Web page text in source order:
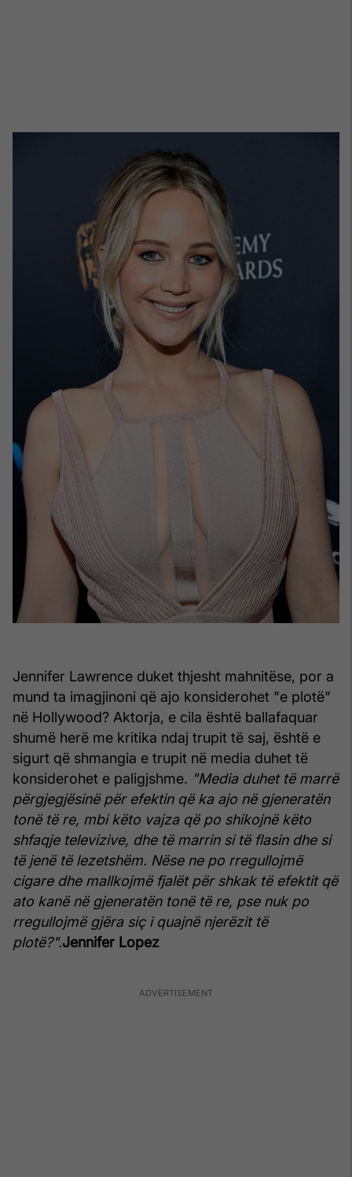
Jennifer Lawrence duket thjesht mahnitëse, por a
mund ta imagjinoni që ajo konsiderohet "e plotë"
në Hollywood? Aktorja, e cila është ballafaquar
shumë herë me kritika ndaj trupit të saj, është e
sigurt që shmangia e trupit në media duhet të
konsiderohet e paligjshme. "Media duhet të marrë
përgjegjësinë për efektin që ka ajo në gjeneratën
tonë të re, mbi këto vajza që po shikojnë këto
shfaqje televizive, dhe të marrin si të flasin dhe si
të jenë të lezetshëm. Nëse ne po rregullojmë
cigare dhe mallkojmë fjalët për shkak të efektit që
ato kanë në gjeneratën tonë të re, pse nuk po
rregullojmë gjëra siç i quajnë njerëzit të
plotë?".Jennifer Lopez